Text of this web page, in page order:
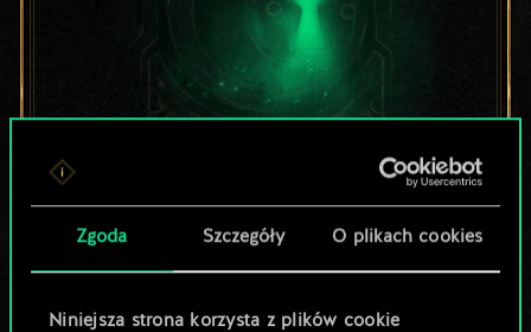
Zgoda Szczegóły O plikach cookies
Niniejsza strona korzysta z plików cookie
Lubisz grać tą talią?
Pomóż społeczności
odkryć jej